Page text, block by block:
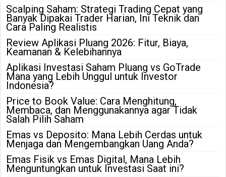
Scalping Saham: Strategi Trading Cepat yang
Banyak Dipakai Trader Harian, Ini Teknik dan
Cara Paling Realistis
Review Aplikasi Pluang 2026: Fitur, Biaya,
Keamanan & Kelebihannya
Aplikasi Investasi Saham Pluang vs GoTrade
Mana yang Lebih Unggul untuk Investor
Indonesia?
Price to Book Value: Cara Menghitung,
Membaca, dan Menggunakannya agar Tidak
Salah Pilih Saham
Emas vs Deposito: Mana Lebih Cerdas untuk
Menjaga dan Mengembangkan Uang Anda?
Emas Fisik vs Emas Digital, Mana Lebih
Menguntungkan untuk Investasi Saat ini?